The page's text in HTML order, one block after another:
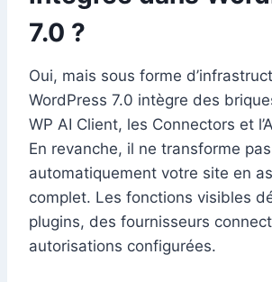
7.0 ?
Oui, mais sous forme
WordPress 7.0 intègre des
WP AI Client, les Connectors et
En revanche, il ne transforme pas
automatiquement votre site en
complet. Les fonctions visibles
plugins, des fournisseurs
autorisations configurées.